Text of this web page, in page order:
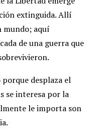
extinguida. Allí
mundo; aquí
de una guerra que
desplaza el
se interesa por la
le importa son